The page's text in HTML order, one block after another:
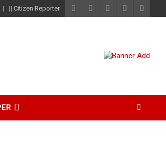
|| Citizen Reporter